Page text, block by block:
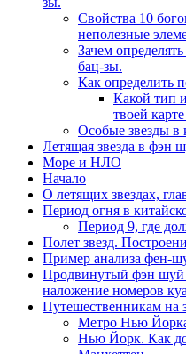
Свойства 10
неполезные
Зачем
бац-зы.
Как определить
Какой тип
твоей
Особые звезды в
Летящая звезда в фэн
Море и НЛО
Начало
О летящих звездах,
Период огня в
Период 9, где
Полет звезд.
Пример анализа фен-
Продвинутый фэн шуй
наложение номеров
Путешественникам на
Метро Нью
Нью Йорк. Как